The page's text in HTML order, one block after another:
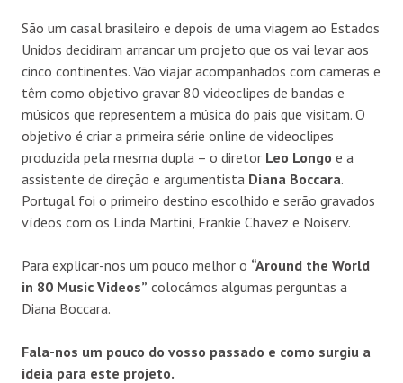
São um casal brasileiro e depois de uma viagem ao Estados
Unidos decidiram arrancar um projeto que os vai levar aos
cinco continentes. Vão viajar acompanhados com cameras e
têm como objetivo gravar 80 videoclipes de bandas e
músicos que representem a música do pais que visitam. O
objetivo é criar a primeira série online de videoclipes
produzida pela mesma dupla – o diretor Leo Longo e a
assistente de direção e argumentista Diana Boccara.
Portugal foi o primeiro destino escolhido e serão gravados
vídeos com os Linda Martini, Frankie Chavez e Noiserv.
Para explicar-nos um pouco melhor o “Around the World
in 80 Music Videos” colocámos algumas perguntas a
Diana Boccara.
Fala-nos um pouco do vosso passado e como surgiu a
ideia para este projeto.